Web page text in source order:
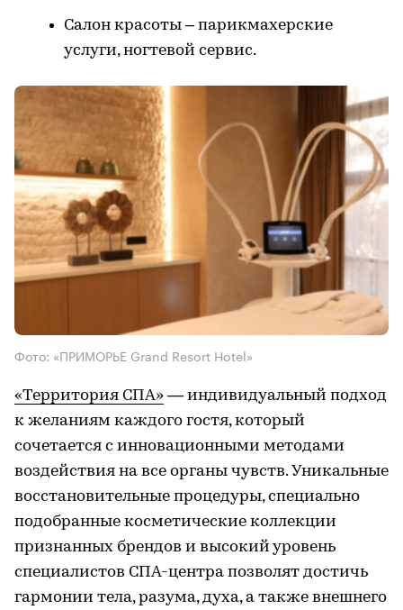
Салон красоты – парикмахерские
услуги, ногтевой сервис.
Фото: «ПРИМОРЬЕ Grand Resort Hotel»
«Территория СПА» — индивидуальный подход
к желаниям каждого гостя, который
сочетается с инновационными методами
воздействия на все органы чувств. Уникальные
восстановительные процедуры, специально
подобранные косметические коллекции
признанных брендов и высокий уровень
специалистов СПА-центра позволят достичь
гармонии тела, разума, духа, а также внешнего